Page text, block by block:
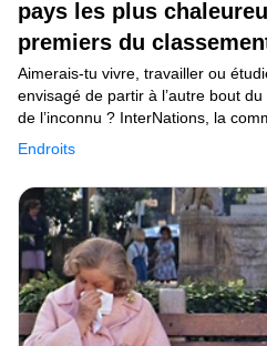
pays les plus
premiers du
Endroits
Aimerais-tu vivre, travailler ou
envisagé de partir à l’autre bout
de l’inconnu ? InterNations, la
de personnes vivant et travaillant à
liste des pays dans lesquels il est